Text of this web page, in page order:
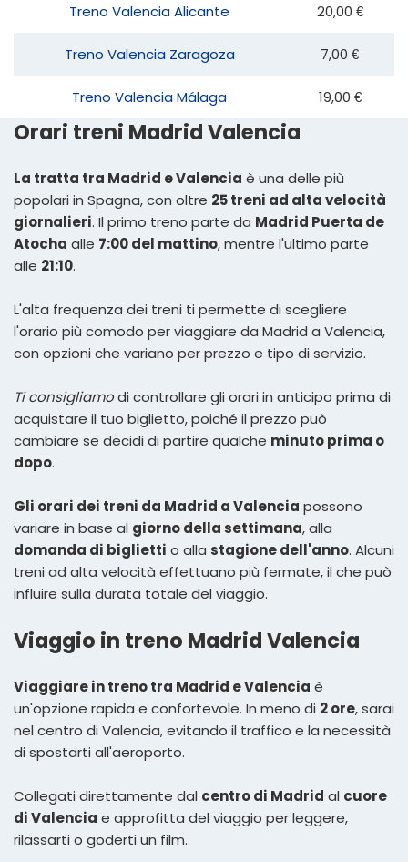
Treno Valencia Alicante 20,00 €
Treno Valencia Zaragoza 7,00 €
Treno Valencia Málaga 19,00 €
Orari treni Madrid Valencia
La tratta tra Madrid e Valencia è una delle più
popolari in Spagna, con oltre 25 treni ad alta velocità
giornalieri. Il primo treno parte da Madrid Puerta de
Atocha alle 7:00 del mattino, mentre l'ultimo parte
alle 21:10.
L'alta frequenza dei treni ti permette di scegliere
l'orario più comodo per viaggiare da Madrid a Valencia,
con opzioni che variano per prezzo e tipo di servizio.
Ti consigliamodi controllare gli orari in anticipo prima di
acquistare il tuo biglietto, poiché il prezzo può
cambiare se decidi di partire qualche minuto prima o
dopo.
Gli orari dei treni da Madrid a Valencia possono
variare in base al giorno della settimana, alla
domanda di biglietti o alla stagione dell'anno. Alcuni
treni ad alta velocità effettuano più fermate, il che può
influire sulla durata totale del viaggio.
Viaggio in treno Madrid Valencia
Viaggiare in treno tra Madrid e Valencia è
un'opzione rapida e confortevole. In meno di 2 ore, sarai
nel centro di Valencia, evitando il traffico e la necessità
di spostarti all'aeroporto.
Collegati direttamente dal centro di Madrid al cuore
di Valencia e approfitta del viaggio per leggere,
rilassarti o goderti un film.